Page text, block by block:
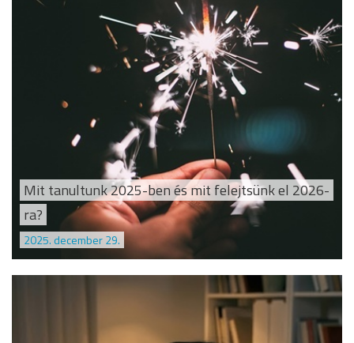
Mit tanultunk 2025-ben és mit felejtsünk el 2026-
ra?
2025. december 29.